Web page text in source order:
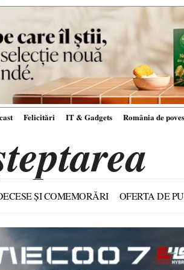
Felicitări IT & Gadgets România de
ȘI COMEMORĂRI OFERTA DE